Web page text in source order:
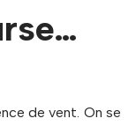
de vent. On se